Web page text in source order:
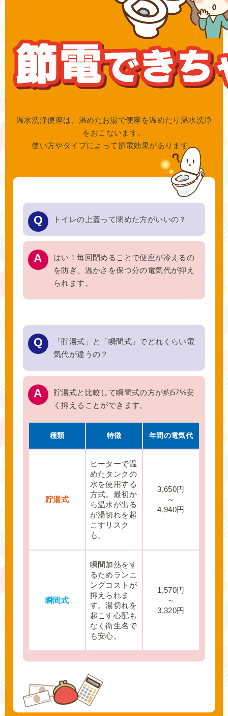
温水洗浄便座は、温めたお湯で便座を温めたり温水洗浄
をおこないます。
使い方やタイプによって節電効果があります。
トイレの上蓋って閉めた方がいいの？
はい！毎回閉めることで便座が冷えるの
を防ぎ、温かさを保つ分の電気代が抑え
られます。
「貯湯式」と「瞬間式」でどれくらい電
気代が違うの？
貯湯式と比較して瞬間式の方が約57%安
く抑えることができます。
種類 特徴 年間の電気代
貯湯式
ヒーターで温
めたタンクの
水を使用する
方式。最初か
ら温水が出る
が湯切れを起
こすリスク
も。
3,650円
～
4,940円
瞬間式
瞬間加熱をす
るためランニ
ングコストが
抑えられま
す。湯切れを
起こす心配も
なく衛生名で
も安心。
1,570円
～
3,320円